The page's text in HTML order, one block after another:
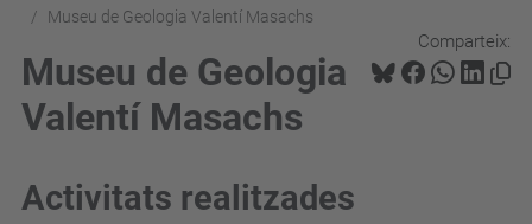
Museu de Geologia Valentí Masachs
Comparteix:
Museu de Geologia
Valentí Masachs
Activitats realitzades